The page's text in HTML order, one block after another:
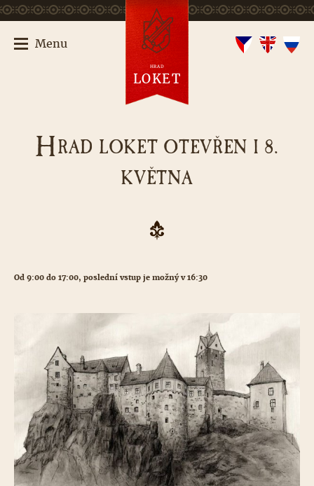
HRAD LOKET OTEVŘEN I 8.
KVĚTNA
Od 9:00 do 17:00, poslední vstup je možný v 16:30
Menu
HRAD
LOKET